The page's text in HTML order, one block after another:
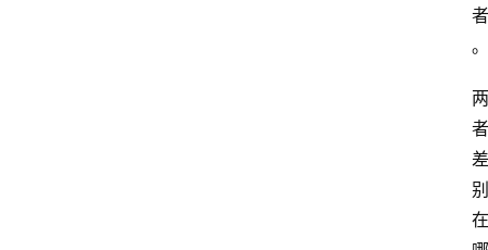
者
。
两
者
差
别
在